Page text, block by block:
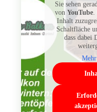
Sie sehen
von YouTube.
Inhalt
Schaltfläche
dass dabei